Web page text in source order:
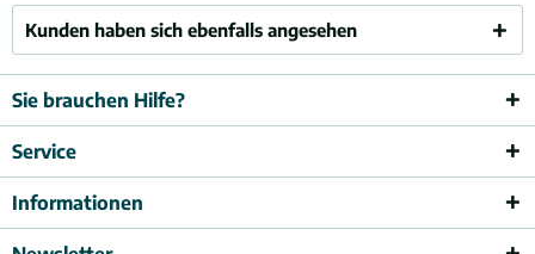
Kunden haben sich ebenfalls angesehen
Sie brauchen Hilfe?
Service
Informationen